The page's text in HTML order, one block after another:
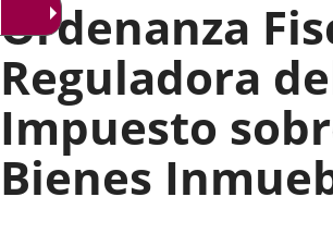
Ordenanza
Reguladora
Impuesto
Bienes